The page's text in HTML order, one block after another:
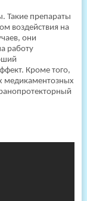
Такие препараты
воздействия на
они
работу
Кроме того,
медикаментозных